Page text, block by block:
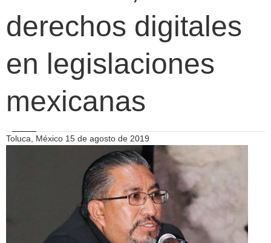
derechos digitales
en legislaciones
mexicanas
Toluca, México 15 de agosto de 2019